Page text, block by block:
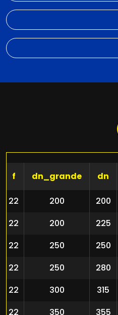
dn
dn_grande
f
200
200
22
225
200
22
250
250
22
280
250
22
315
300
22
355
350
22